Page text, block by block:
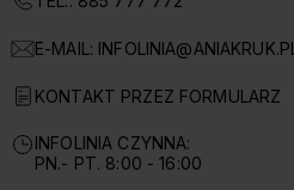
E-MAIL: INFOLINIA@ANIAKRUK.PL
KONTAKT PRZEZ FORMULARZ
INFOLINIA CZYNNA:
PN.- PT. 8:00 - 16:00